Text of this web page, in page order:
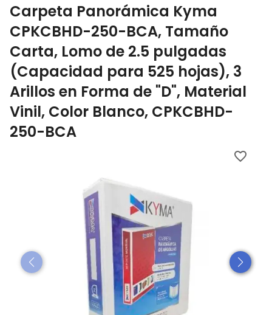
Carpeta Panorámica Kyma
CPKCBHD-250-BCA, Tamaño
Carta, Lomo de 2.5 pulgadas
(Capacidad para 525 hojas), 3
Arillos en Forma de "D", Material
Vinil, Color Blanco, CPKCBHD-
250-BCA